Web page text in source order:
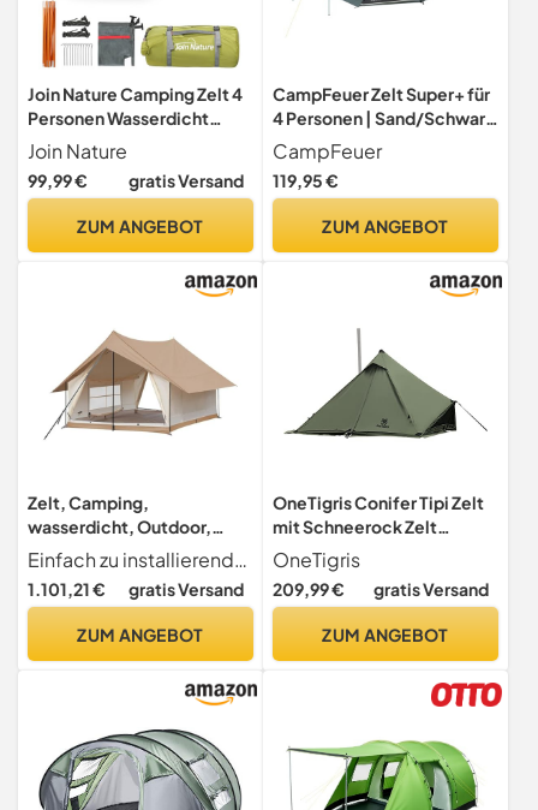
Join Nature Camping Zelt 4
Personen Wasserdicht
Winddicht Familienzelt
Join Nature
99,99 € gratis Versand
ZUM ANGEBOT
CampFeuer Zelt Super+ für
4 Personen | Sand/Schwarz
| XXL Tunnelzelt mit 2
Eingängen und Vordach,
3000 mm Wassersäule |
Bodenplane, Gruppenzelt,
CampFeuer
119,95 €
ZUM ANGEBOT
Zelt, Camping,
wasserdicht, Outdoor,
Camping, großes Firstzelt,
tragbares Campinghaus,
Luxusvilla, regendicht,
Einfach zu installierendes Zelt Camping in der Wildnis, ohne sich Gedanken über schnelle Einrichtung einfache Lagerung machen zu müssen, das leichte Design des Zeltes wird bequemer zu tragen, dieses Zelt ist ideal für Camping, Wandern oder Festivalfeiern.
1.101,21 € gratis Versand
ZUM ANGEBOT
OneTigris Conifer Tipi Zelt
mit Schneerock Zelt
wasserdicht 1 Person für
Zeltofen 4 Jahreszeiten
Camping-Ranger
OneTigris
209,99 € gratis Versand
ZUM ANGEBOT